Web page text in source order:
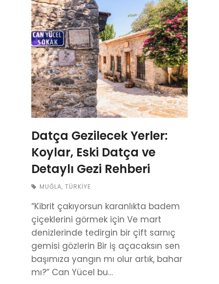
Datça Gezilecek Yerler:
Koylar, Eski Datça ve
Detaylı Gezi Rehberi
MUĞLA, TÜRKIYE
“Kibrit çakıyorsun karanlıkta badem
çiçeklerini görmek için Ve mart
denizlerinde tedirgin bir çift sarnıç
gemisi gözlerin Bir iş açacaksın sen
başımıza yangın mı olur artık, bahar
mı?” Can Yücel bu…